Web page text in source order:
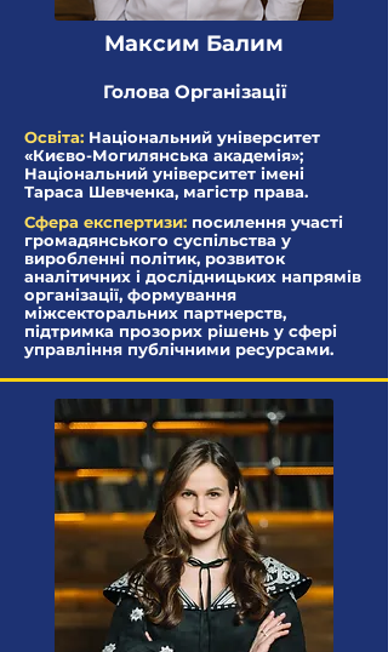
Максим Балим
Голова Організації
Освіта: Національний університет
«Києво-Могилянська академія»;
Національний університет імені
Тараса Шевченка, магістр права.
Сфера експертизи: посилення участі
громадянського суспільства у
виробленні політик, розвиток
аналітичних і дослідницьких напрямів
організації, формування
міжсекторальних партнерств,
підтримка прозорих рішень у сфері
управління публічними ресурсами.